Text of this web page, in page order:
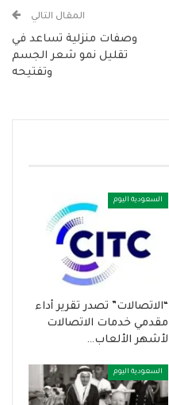
المقال التالي
وصفات منزلية تساعد في
تقليل نمو شعر الجسم
وتفتيحه
السعودية اليوم
“الاتصالات” تصدر تقرير أداء
مقدمي خدمات الاتصالات
لأشهر الألعاب…
السعودية اليوم